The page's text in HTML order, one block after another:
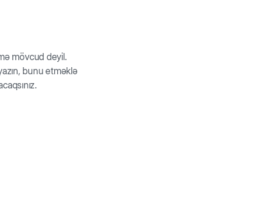
mövcud deyil.
bunu etməklə